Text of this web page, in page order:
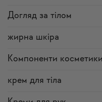
Догляд за тілом
жирна шкіра
Компоненти косметики
крем для тіла